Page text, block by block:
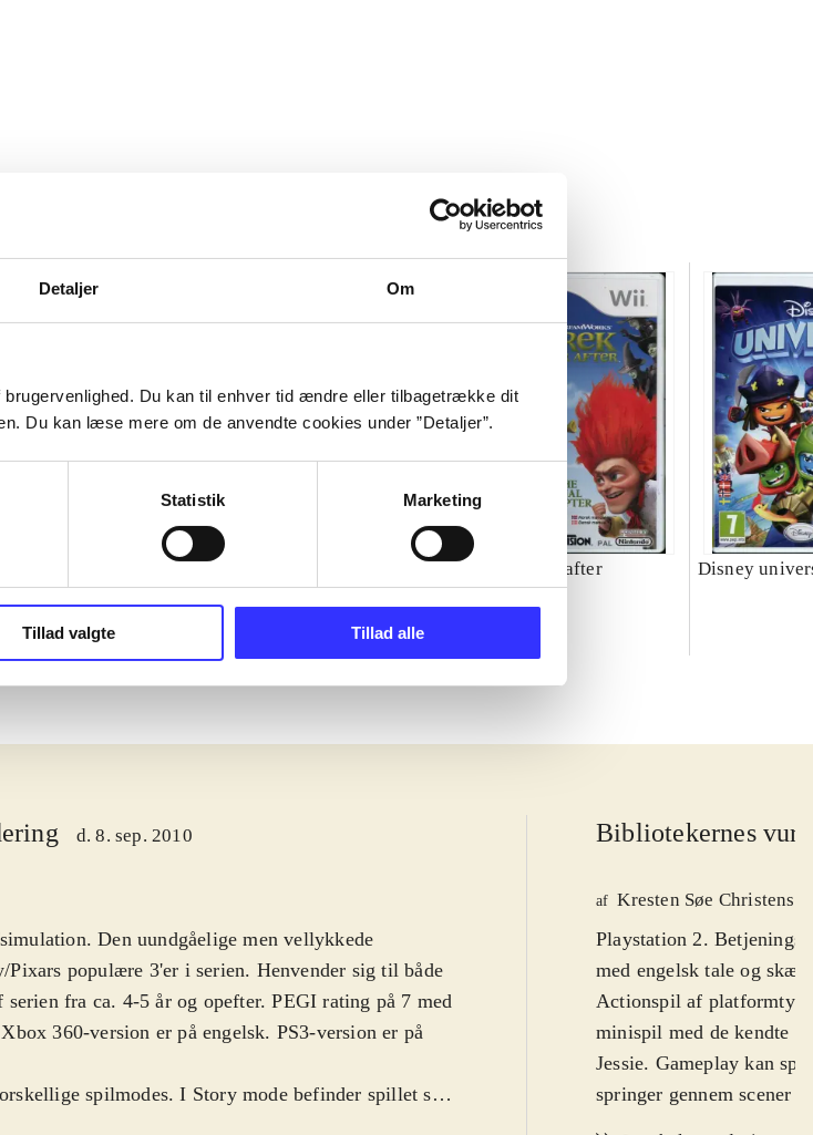
Detaljer Om
Du kan til enhver tid ændre eller tilbagetrække dit
Du kan læse mere om de anvendte cookies under ”Detaljer”.
Statistik Marketing
Tillad valgte Tillad alle
Shrek forever after Disney
d. 8. sep. 2010
Den uundgåelige men vellykkede
populære 3'er i serien. Henvender sig til både
fra ca. 4-5 år og opefter. PEGI rating på 7 med
360-version er på engelsk. PS3-version er på
spilmodes. I Story mode befinder spillet sig
Bibliotekernes
af Kresten Søe
Playstation 2.
med engelsk tale og
Actionspil af
minispil med de kendte
Jessie. Gameplay kan
springer gennem scener